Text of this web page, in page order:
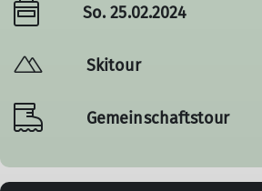
So. 25.02.2024
Skitour
Gemeinschaftstour